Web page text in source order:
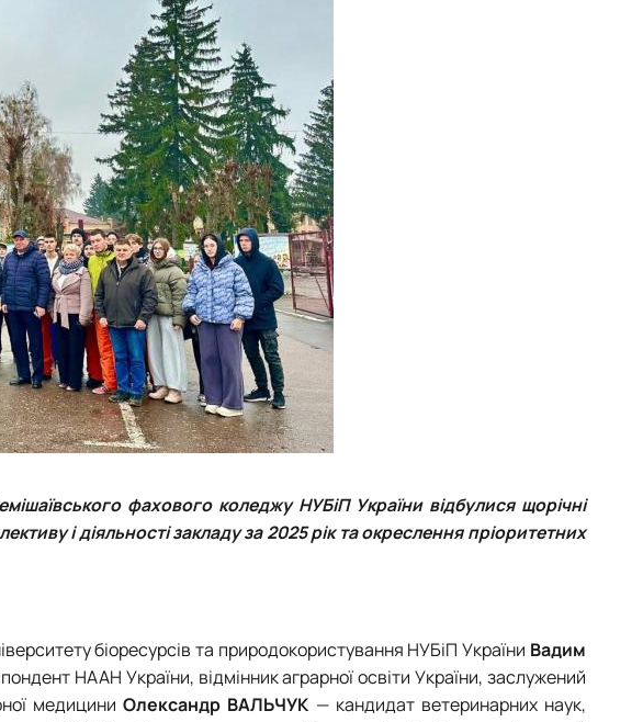
фахового коледжу НУБіП України відбулися щорічні
і діяльності закладу за 2025 рік та окреслення пріоритетних
біоресурсів та природокористування НУБіП України Вадим
НААН України, відмінник аграрної освіти України, заслужений
медициниОлександр ВАЛЬЧУК — кандидат ветеринарних наук,